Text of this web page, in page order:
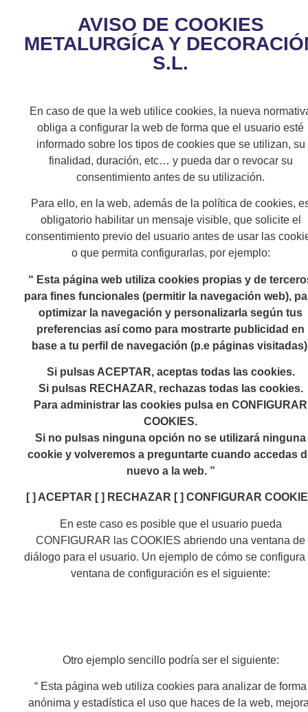
AVISO DE COOKIES
METALURGÍCA Y
S.L.
En caso de que la web utilice cookies, la nueva
obliga a configurar la web de forma que el usuario esté
informado sobre los tipos de cookies que se utilizan, su
finalidad, duración, etc… y pueda dar o revocar su
consentimiento antes de su utilización.
Para ello, en la web, además de la política de cookies,
obligatorio habilitar un mensaje visible, que solicite el
consentimiento previo del usuario antes de usar las
o que permita configurarlas, por ejemplo:
“ Esta página web utiliza cookies propias y de
para fines funcionales (permitir la navegación web),
optimizar la navegación y personalizarla según tus
preferencias así como para mostrarte publicidad en
base a tu perfil de navegación (p.e páginas
Si pulsas ACEPTAR, aceptas todas las cookies.
Si pulsas RECHAZAR, rechazas todas las cookies.
Para administrar las cookies pulsa en CONFIGURAR
COOKIES.
Si no pulsas ninguna opción no se utilizará ninguna
cookie y volveremos a preguntarte cuando accedas
nuevo a la web. ”
[ ] ACEPTAR [ ] RECHAZAR [ ] CONFIGURAR
En este caso es posible que el usuario pueda
CONFIGURAR las COOKIES abriendo una ventana de
diálogo para el usuario. Un ejemplo de cómo se configura
ventana de configuración es el siguiente:
Otro ejemplo sencillo podría ser el siguiente:
“ Esta página web utiliza cookies para analizar de forma
anónima y estadística el uso que haces de la web,